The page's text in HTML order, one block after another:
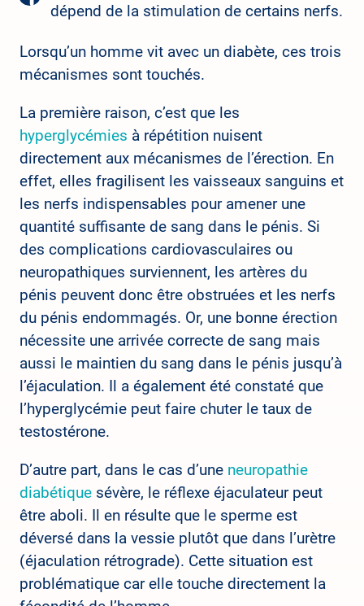
dépend de la stimulation de certains nerfs.
Lorsqu’un homme vit avec un diabète, ces trois
mécanismes sont touchés.
La première raison, c’est que les
hyperglycémies à répétition nuisent
directement aux mécanismes de l’érection. En
effet, elles fragilisent les vaisseaux sanguins et
les nerfs indispensables pour amener une
quantité suffisante de sang dans le pénis. Si
des complications cardiovasculaires ou
neuropathiques surviennent, les artères du
pénis peuvent donc être obstruées et les nerfs
du pénis endommagés. Or, une bonne érection
nécessite une arrivée correcte de sang mais
aussi le maintien du sang dans le pénis jusqu’à
l’éjaculation. Il a également été constaté que
l’hyperglycémie peut faire chuter le taux de
testostérone.
D’autre part, dans le cas d’une neuropathie
diabétiquesévère, le réflexe éjaculateur peut
être aboli. Il en résulte que le sperme est
déversé dans la vessie plutôt que dans l’urètre
(éjaculation rétrograde). Cette situation est
problématique car elle touche directement la